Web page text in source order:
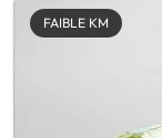
FAIBLE KM